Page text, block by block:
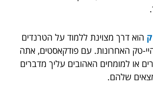
הוא דרך מצוינת ללמוד על הטרנדים
טק האחרונות. עם פודקאסטים, אתה
או למומחים האהובים עליך מדברים
שלהם.